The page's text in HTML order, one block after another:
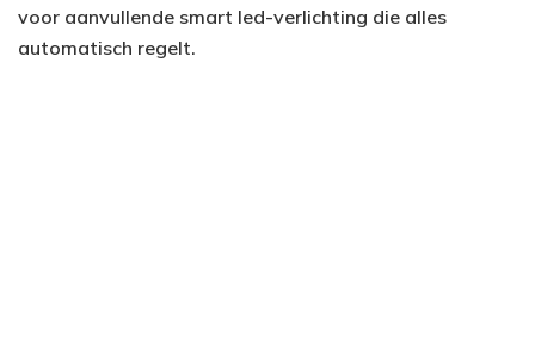
voor aanvullende smart led-verlichting die alles
automatisch regelt.